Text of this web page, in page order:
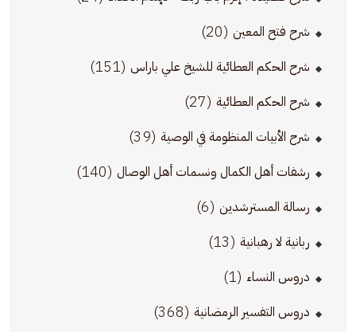
شرح فتح المعين (20)
شرح الحكم العطائية للشيخ علي باراس (151)
شرح الحكم العطائية (27)
شرح الأبيات المنظومة في الوصية (39)
رشفات أهل الكمال ونسمات أهل الوصال (140)
رسالة المسترشدين (6)
ربانية لا رهبانية (13)
دروس النساء (1)
دروس التفسير الرمضانية (368)